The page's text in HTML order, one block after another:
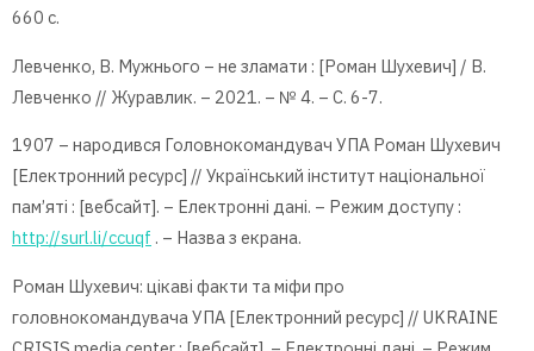
660 с.
Левченко, В. Мужнього – не зламати : [Роман Шухевич] / В.
Левченко // Журавлик. – 2021. – № 4. – С. 6-7.
1907 – народився Головнокомандувач УПА Роман Шухевич
[Електронний ресурс] // Український інститут національної
пам’яті : [вебсайт]. – Електронні дані. – Режим доступу :
http://surl.li/ccuqf . – Назва з екрана.
Роман Шухевич: цікаві факти та міфи про
головнокомандувача УПА [Електронний ресурс] // UKRAINE